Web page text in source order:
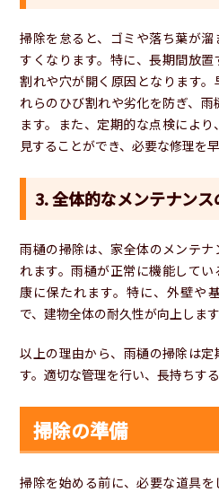
掃除を怠ると、ゴミや落ち葉が
すくなります。特に、長期間放
割れや穴が開く原因となります
れらのひび割れや劣化を防ぎ、
ます。また、定期的な点検によ
見することができ、必要な修理を
3. 全体的なメンテナンス
雨樋の掃除は、家全体のメンテ
れます。雨樋が正常に機能して
康に保たれます。特に、外壁や
で、建物全体の耐久性が向上します
以上の理由から、雨樋の掃除は
す。適切な管理を行い、長持ちす
掃除の準備
掃除を始める前に、必要な道具